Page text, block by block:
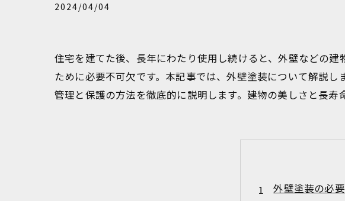
2024/04/04
住宅を建てた後、長年にわたり使用し続けると、外壁などの
ために必要不可欠です。本記事では、外壁塗装について解説
管理と保護の方法を徹底的に説明します。建物の美しさと長寿
外壁塗装の必